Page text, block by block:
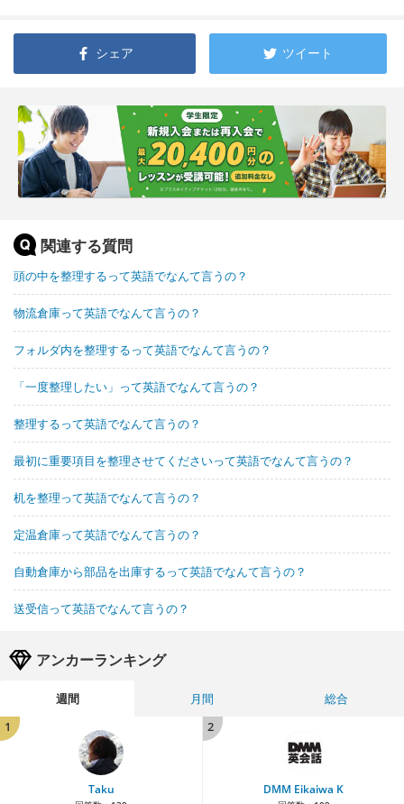
シェア ツイート
関連する質問
頭の中を整理するって英語でなんて言うの？
物流倉庫って英語でなんて言うの？
フォルダ内を整理するって英語でなんて言うの？
「一度整理したい」って英語でなんて言うの？
整理するって英語でなんて言うの？
最初に重要項目を整理させてくださいって英語でなんて言うの？
机を整理って英語でなんて言うの？
定温倉庫って英語でなんて言うの？
自動倉庫から部品を出庫するって英語でなんて言うの？
送受信って英語でなんて言うの？
アンカーランキング
週間 月間
総合
1
Taku
2
DMM Eikaiwa K